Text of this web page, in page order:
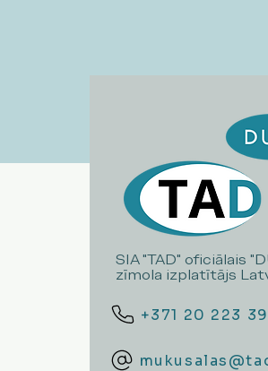
SIA "TAD" oficiālais
zīmola izplatītājs
+371 20 223